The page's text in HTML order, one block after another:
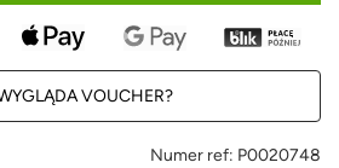
VOUCHER?
Numer ref: P0020748